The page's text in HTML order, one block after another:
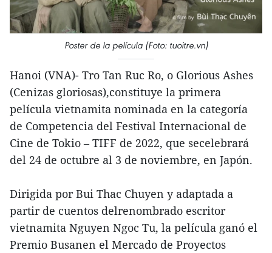
Poster de la película (Foto: tuoitre.vn)
Hanoi (VNA)- Tro Tan Ruc Ro, o Glorious Ashes
(Cenizas gloriosas),constituye la primera
película vietnamita nominada en la categoría
de Competencia del Festival Internacional de
Cine de Tokio – TIFF de 2022, que secelebrará
del 24 de octubre al 3 de noviembre, en Japón.
Dirigida por Bui Thac Chuyen y adaptada a
partir de cuentos delrenombrado escritor
vietnamita Nguyen Ngoc Tu, la película ganó el
Premio Busanen el Mercado de Proyectos